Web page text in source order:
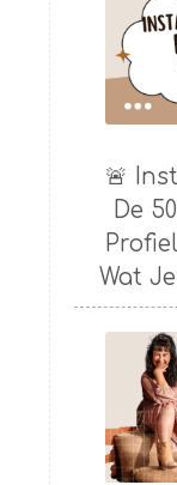
🚨
De
Wat